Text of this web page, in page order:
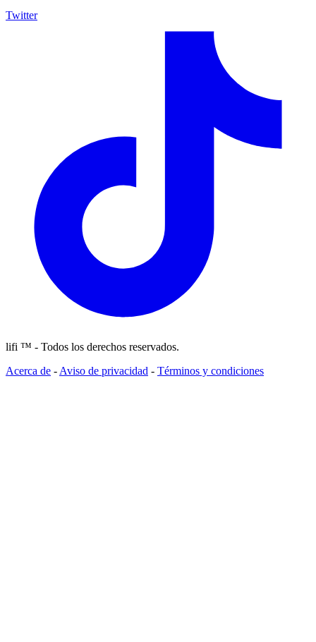
Twitter
lifi ™ - Todos los derechos reservados.
Acerca de - Aviso de privacidad - Términos y condiciones